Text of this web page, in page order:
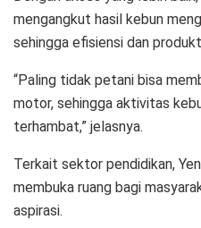
mengangkut hasil kebun
sehingga efisiensi dan
“Paling tidak petani bisa
motor, sehingga aktivitas
terhambat,” jelasnya.
Terkait sektor pendidikan,
membuka ruang bagi
aspirasi.